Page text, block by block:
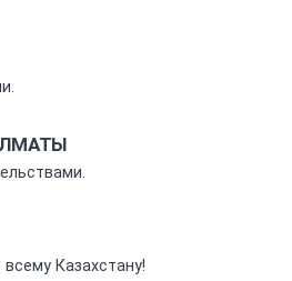
Казахстану!